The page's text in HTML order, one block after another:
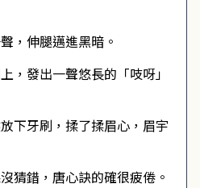
，伸腿邁進黑暗。
，發出一聲悠長的「吱呀」
下牙刷，揉了揉眉心，眉宇
猜錯，唐心訣的確很疲倦。